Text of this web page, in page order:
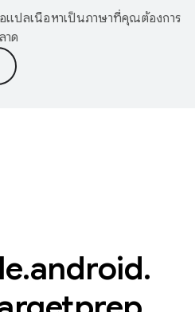
แปลเนื้อหาเป็นภาษาที่คุณต้องการ
าด
.android.